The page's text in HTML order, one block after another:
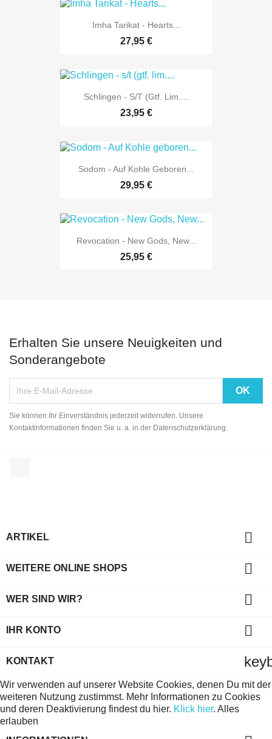
Imha Tarikat - Hearts...
27,95 €
Schlingen - S/t (gtf. Lim....
23,95 €
Sodom - Auf Kohle Geboren...
29,95 €
Revocation - New Gods, New...
25,95 €
Erhalten Sie unsere Neuigkeiten und
Sonderangebote
Sie können Ihr Einverständnis jederzeit widerrufen. Unsere
Kontaktinformationen finden Sie u. a. in der Datenschutzerklärung.
ARTIKEL 
WEITERE ONLINE SHOPS 
WER SIND WIR? 
IHR KONTO 
KONTAKT
Wir verwenden auf unserer Website Cookies, denen Du mit der
weiteren Nutzung zustimmst. Mehr Informationen zu Cookies
und deren Deaktivierung findest du hier. Klick hier. Alles
erlauben